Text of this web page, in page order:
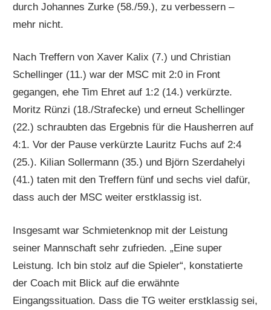
durch Johannes Zurke (58./59.), zu verbessern –
mehr nicht.
Nach Treffern von Xaver Kalix (7.) und Christian
Schellinger (11.) war der MSC mit 2:0 in Front
gegangen, ehe Tim Ehret auf 1:2 (14.) verkürzte.
Moritz Rünzi (18./Strafecke) und erneut Schellinger
(22.) schraubten das Ergebnis für die Hausherren auf
4:1. Vor der Pause verkürzte Lauritz Fuchs auf 2:4
(25.). Kilian Sollermann (35.) und Björn Szerdahelyi
(41.) taten mit den Treffern fünf und sechs viel dafür,
dass auch der MSC weiter erstklassig ist.
Insgesamt war Schmietenknop mit der Leistung
seiner Mannschaft sehr zufrieden. „Eine super
Leistung. Ich bin stolz auf die Spieler“, konstatierte
der Coach mit Blick auf die erwähnte
Eingangssituation. Dass die TG weiter erstklassig sei,